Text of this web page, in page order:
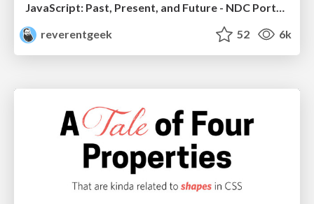
JavaScript: Past, Present, and Future - NDC Porto 2020
reverentgeek
52 6k